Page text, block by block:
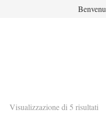
Visualizzazione di 5 risultati